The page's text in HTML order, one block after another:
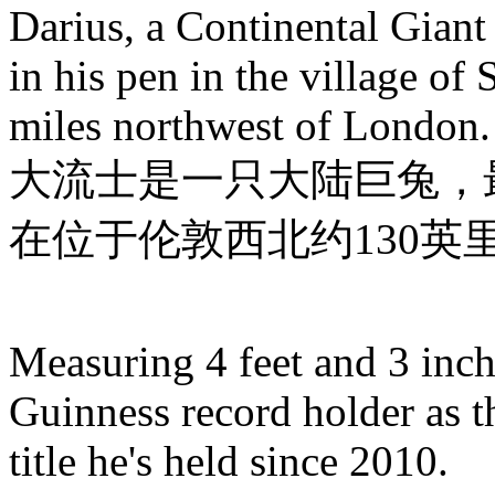
Darius, a Continental
in his pen in the village of
miles northwest of London.
大流士是一只大陆巨兔
在位于伦敦西北约130英
Measuring 4 feet and 3
Guinness record holder as
title he's held since 2010.